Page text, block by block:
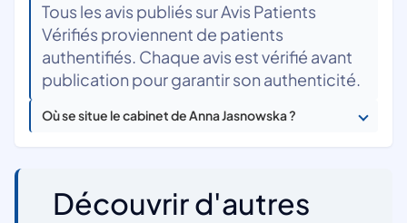
Tous les avis publiés sur Avis Patients
Vérifiés proviennent de patients
authentifiés. Chaque avis est vérifié avant
publication pour garantir son authenticité.
Où se situe le cabinet de Anna Jasnowska ?
Découvrir d'autres